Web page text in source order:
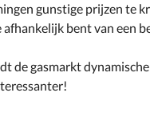
gunstige prijzen te
bent van een
de gasmarkt